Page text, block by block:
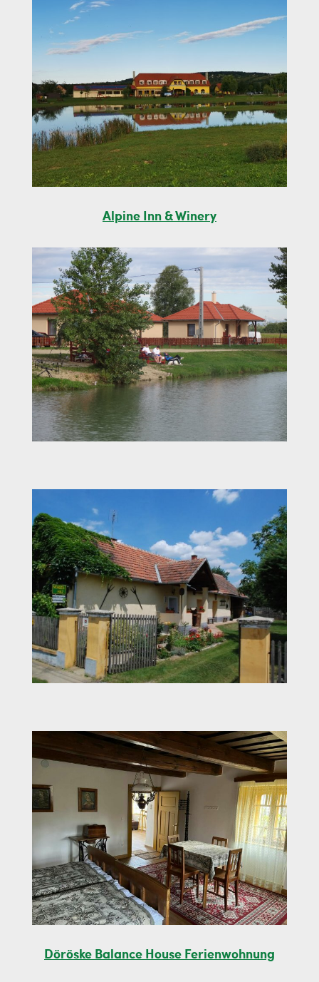
Alpine Inn & Winery
Döröske Balance House Ferienwohnung